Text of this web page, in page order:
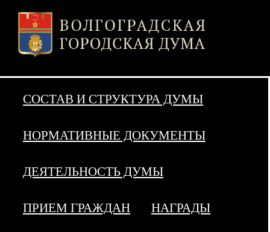
СОСТАВ И СТРУКТУРА ДУМЫ
НОРМАТИВНЫЕ ДОКУМЕНТЫ
ДЕЯТЕЛЬНОСТЬ ДУМЫ
ПРИЕМ ГРАЖДАН НАГРАДЫ